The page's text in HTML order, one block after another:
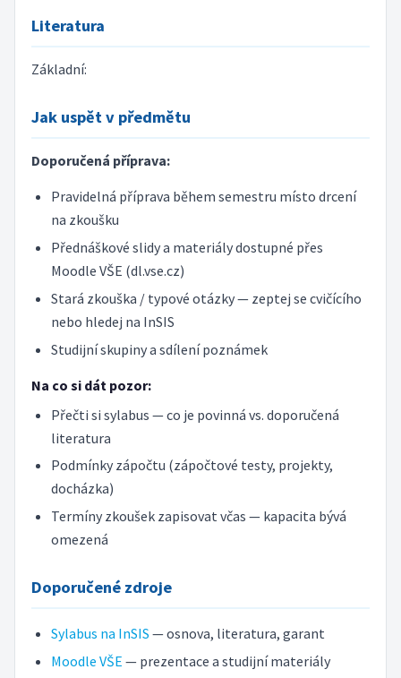
Literatura
Základní:
Jak uspět v předmětu
Doporučená příprava:
Pravidelná příprava během semestru místo drcení
na zkoušku
Přednáškové slidy a materiály dostupné přes
Moodle VŠE (dl.vse.cz)
Stará zkouška / typové otázky — zeptej se cvičícího
nebo hledej na InSIS
Studijní skupiny a sdílení poznámek
Na co si dát pozor:
Přečti si sylabus — co je povinná vs. doporučená
literatura
Podmínky zápočtu (zápočtové testy, projekty,
docházka)
Termíny zkoušek zapisovat včas — kapacita bývá
omezená
Doporučené zdroje
Sylabus na InSIS — osnova, literatura, garant
Moodle VŠE — prezentace a studijní materiály